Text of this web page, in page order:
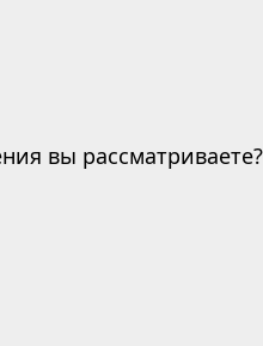
вы рассматриваете?